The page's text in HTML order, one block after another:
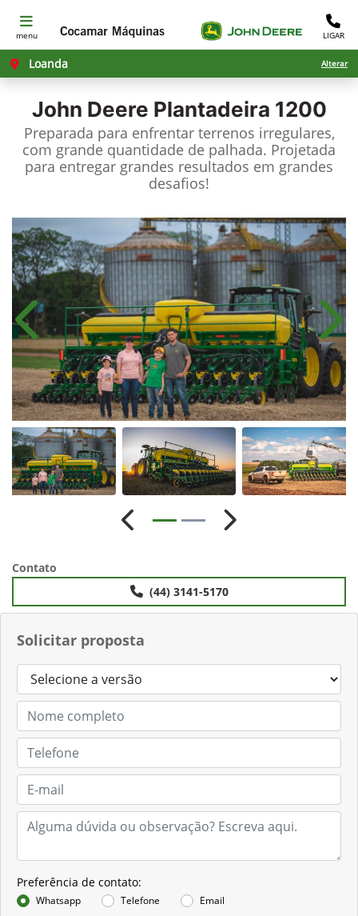
menu LIGAR
Loanda Alterar
John Deere Plantadeira 1200
Preparada para enfrentar terrenos irregulares,
com grande quantidade de palhada. Projetada
para entregar grandes resultados em grandes
desafios!​
Solicitar proposta
Preferência de contato:
Whatsapp Telefone Email
Anterior
Anterior Próximo
Contato
(44) 3141-5170